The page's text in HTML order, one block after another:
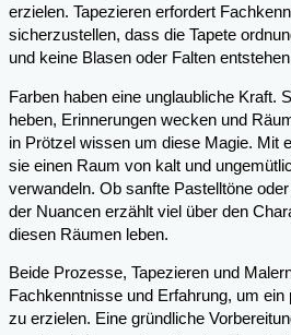
erzielen. Tapezieren erfordert
sicherzustellen, dass die Tapete
und keine Blasen oder Falten
Farben haben eine unglaubliche Kraft.
heben, Erinnerungen wecken und
in Prötzel wissen um diese Magie. Mit
sie einen Raum von kalt und
verwandeln. Ob sanfte Pastelltöne
der Nuancen erzählt viel über den
diesen Räumen leben.
Beide Prozesse, Tapezieren und
Fachkenntnisse und Erfahrung, um
zu erzielen. Eine gründliche